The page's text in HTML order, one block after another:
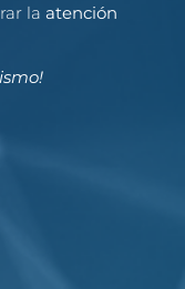
la atención